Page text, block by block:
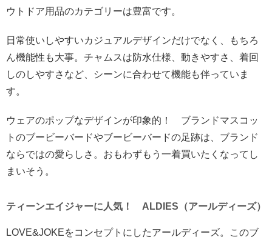
ウトドア用品のカテゴリーは豊富です。
日常使いしやすいカジュアルデザインだけでなく、もちろ
ん機能性も大事。チャムスは防水仕様、動きやすさ、着回
しのしやすさなど、シーンに合わせて機能も伴っていま
す。
ウェアのポップなデザインが印象的！ ブランドマスコッ
トのブービーバードやブービーバードの足跡は、ブランド
ならではの愛らしさ。おもわずもう一着買いたくなってし
まいそう。
ティーンエイジャーに人気！ ALDIES（アールディーズ）
LOVE&JOKEをコンセプトにしたアールディーズ。このブ